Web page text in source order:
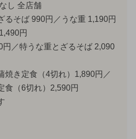
し 全店舗
るそば 990円／うな重 1,190円
円
特うな重とざるそば 2,090
定食（4切れ）1,890円／
食（6切れ）2,590円